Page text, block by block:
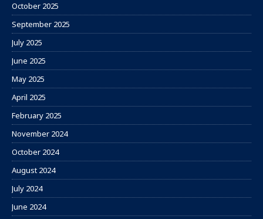
October 2025
September 2025
July 2025
June 2025
May 2025
April 2025
February 2025
November 2024
October 2024
August 2024
July 2024
June 2024